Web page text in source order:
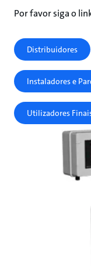
Por favor siga o
Distribuidores
Instaladores e
Utilizadores